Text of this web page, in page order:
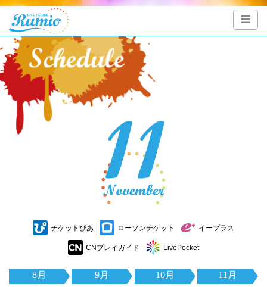
チケットぴあ ローソンチケット イープラス
CNプレイガイド LivePocket
8月 9月 10月
11月